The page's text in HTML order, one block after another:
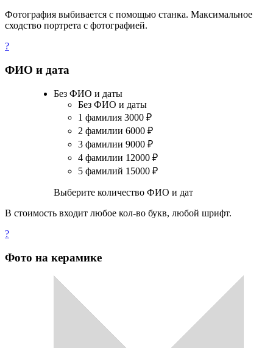
Фотография выбивается с помощью станка. Максимальное
сходство портрета с фотографией.
?
ФИО и дата
Без ФИО и даты
Без ФИО и даты
1 фамилия 3000 ₽
2 фамилии 6000 ₽
3 фамилии 9000 ₽
4 фамилии 12000 ₽
5 фамилий 15000 ₽
Выберите количество ФИО и дат
В стоимость входит любое кол-во букв, любой шрифт.
?
Фото на керамике